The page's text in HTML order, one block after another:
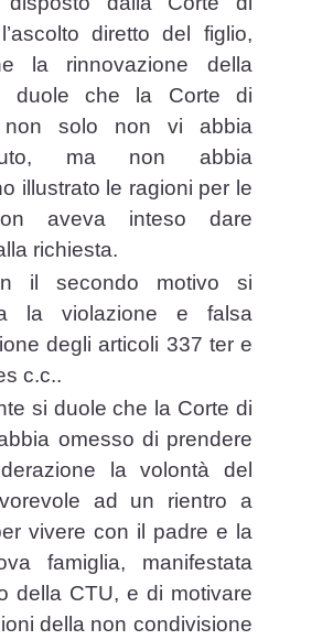
diretto del figlio,
la rinnovazione della
duole che la Corte di
non solo non vi abbia
ma non abbia
illustrato le ragioni per le
aveva inteso dare
richiesta.
il secondo motivo si
la violazione e falsa
degli articoli 337 ter e
c.c..
si duole che la Corte di
omesso di prendere
la volontà del
ad un rientro a
vivere con il padre e la
famiglia, manifestata
della CTU, e di motivare
della non condivisione